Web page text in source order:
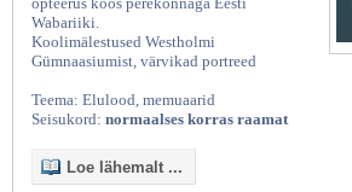
Wabariiki.
Koolimälestused Westholmi
Gümnaasiumist, värvikad portreed
Teema: Elulood, memuaarid
Seisukord: normaalses korras raamat
Loe lähemalt ...